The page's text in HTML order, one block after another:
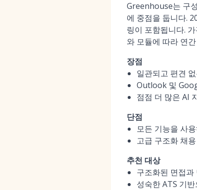
Greenhouse는 구
에 중점을 둡니다.
링이 포함됩니다.
와 모듈에 따라 연
장점
일관되고 편견
Outlook 및
점점 더 많은 AI
단점
모든 기능을 사
고급 구조화 채
추천 대상
구조화된 면접
성숙한 ATS 기